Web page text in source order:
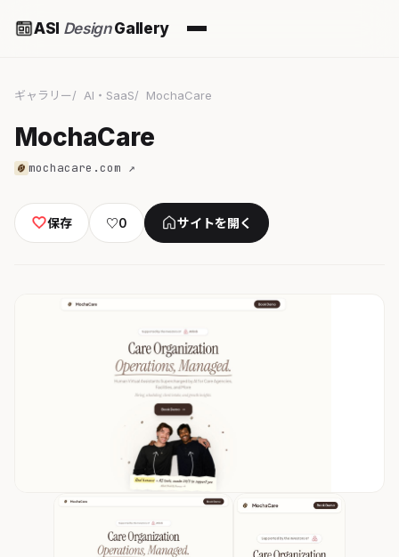
ASI DesignGallery
ギャラリー AI・SaaS MochaCare
MochaCare
mochacare.com ↗
保存 ♡0 サイトを開く